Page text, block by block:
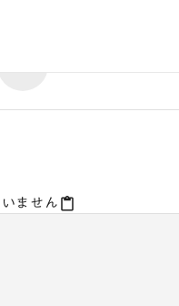
ません content_paste